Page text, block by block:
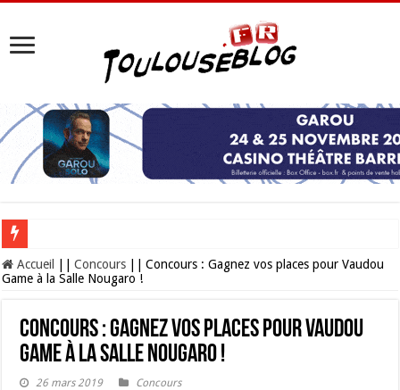
Les Nocturnes de la Cité de l’espace 2026 : l’événement incontournable de
Accueil Concours
Concours : Gagnez vos places pour Vaudou
Game à la Salle Nougaro !
Concours : Gagnez vos places pour Vaudou
Game à la Salle Nougaro !
26 mars 2019 Concours